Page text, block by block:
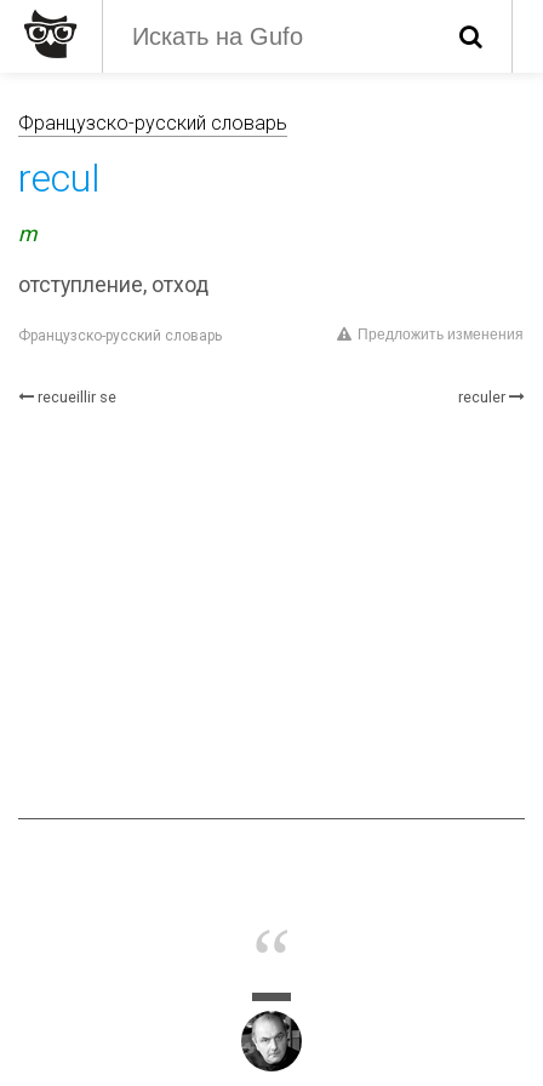
Французско-русский словарь
recul
m
отступление, отход
Французско-русский словарь Предложить изменения
recueillir se reculer